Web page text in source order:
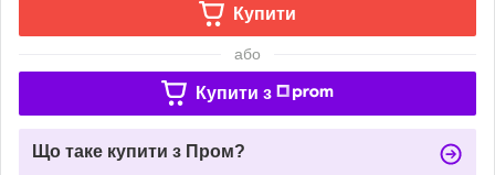
Купити
або
Купити з
Що таке купити з Пром?